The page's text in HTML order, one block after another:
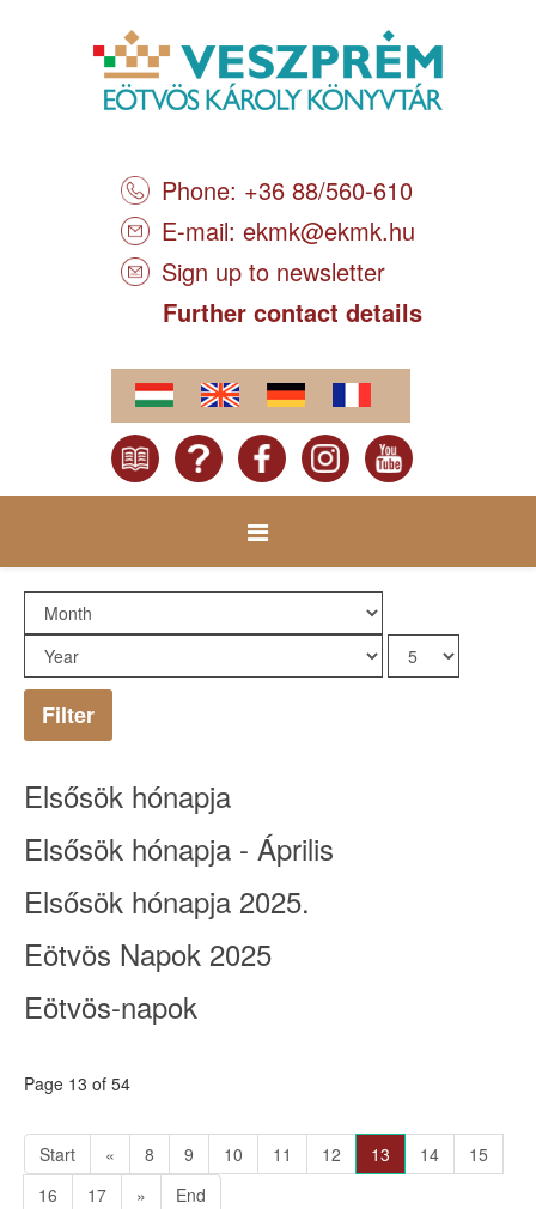
Phone: +36 88/560-610
E-mail: ekmk@ekmk.hu
Sign up to newsletter
Further contact details
Filter
Elsősök hónapja
Elsősök hónapja - Április
Elsősök hónapja 2025.
Eötvös Napok 2025
Eötvös-napok
Page 13 of 54
Start « 8 9 10 11 12 13 14
15
16
17 » End